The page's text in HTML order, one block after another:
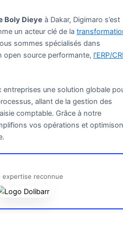
Boly Dieye à Dakar, Digimaro s’est
un acteur clé de la
sommes spécialisés dans
open source performante, l’ERP/
entreprises une solution globale
allant de la gestion des
comptable. Grâce à notre
vos opérations et
expertise reconnue